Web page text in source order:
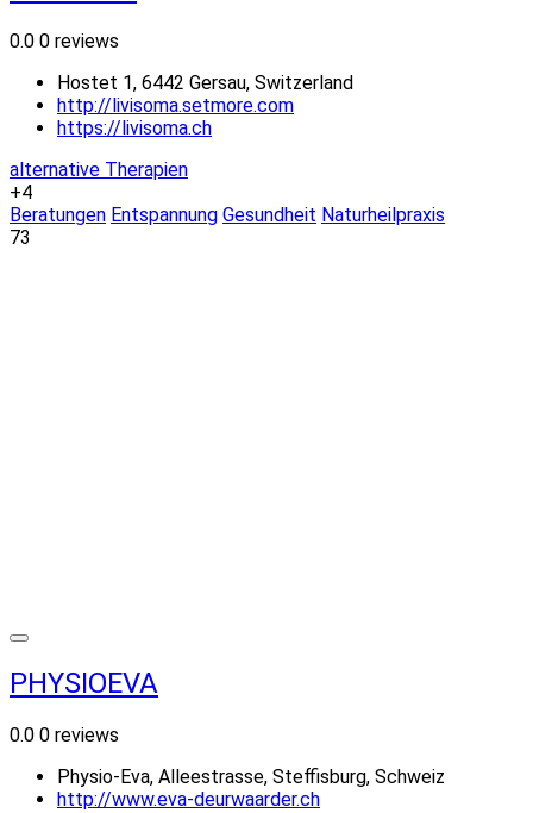
0.0 0 reviews
Hostet 1, 6442 Gersau, Switzerland
http://livisoma.setmore.com
https://livisoma.ch
alternative Therapien
+4
Beratungen Entspannung Gesundheit Naturheilpraxis
73
PHYSIOEVA
0.0 0 reviews
Physio-Eva, Alleestrasse, Steffisburg, Schweiz
http://www.eva-deurwaarder.ch